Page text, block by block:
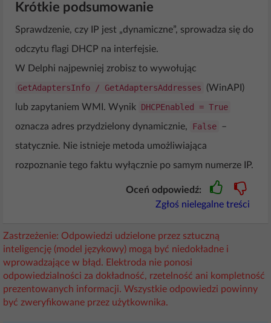
Krótkie podsumowanie
Sprawdzenie, czy IP jest „dynamiczne”, sprowadza się do
odczytu flagi DHCP na interfejsie.
W Delphi najpewniej zrobisz to wywołując
GetAdaptersInfo / GetAdaptersAddresses
(WinAPI)
lub zapytaniem WMI. Wynik DHCPEnabled = True
oznacza adres przydzielony dynamicznie,
False –
statycznie. Nie istnieje metoda umożliwiająca
rozpoznanie tego faktu wyłącznie po samym numerze IP.
Oceń odpowiedź:
Zgłoś nielegalne treści
Zastrzeżenie: Odpowiedzi udzielone przez sztuczną
inteligencję (model językowy) mogą być niedokładne i
wprowadzające w błąd. Elektroda nie ponosi
odpowiedzialności za dokładność, rzetelność ani kompletność
prezentowanych informacji. Wszystkie odpowiedzi powinny
być zweryfikowane przez użytkownika.